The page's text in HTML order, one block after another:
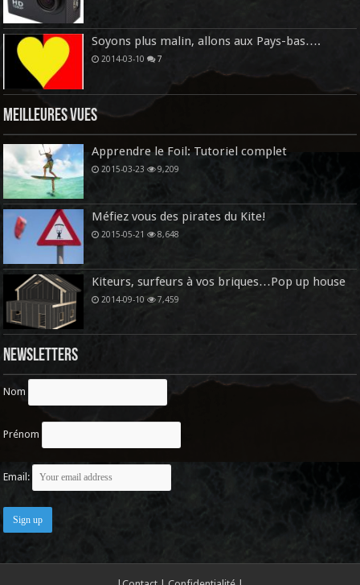
Soyons plus malin, allons aux Pays-bas….
2014-03-10 7
Meilleures vues
Apprendre le Foil: Tutoriel complet
2015-03-23 9,209
Méfiez vous des pirates du Kite!
2015-05-21 8,648
Kiteurs, surfeurs à vos briques…Pop up house
2014-09-10 7,459
Newsletters
Nom
Prénom
Email: